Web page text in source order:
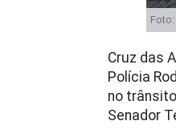
Cruz das
Polícia
no
Senador